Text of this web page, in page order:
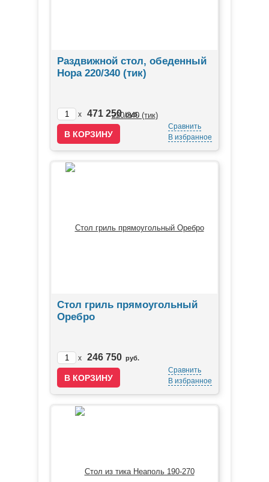
Раздвижной стол, обеденный
Нора 220/340 (тик)
x 471 250 руб.
Сравнить
В избранное
Стол гриль прямоугольный
Оребро
x 246 750 руб.
Сравнить
В избранное